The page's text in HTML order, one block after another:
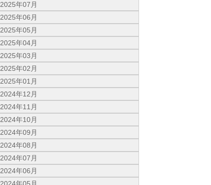
2025年07月
2025年06月
2025年05月
2025年04月
2025年03月
2025年02月
2025年01月
2024年12月
2024年11月
2024年10月
2024年09月
2024年08月
2024年07月
2024年06月